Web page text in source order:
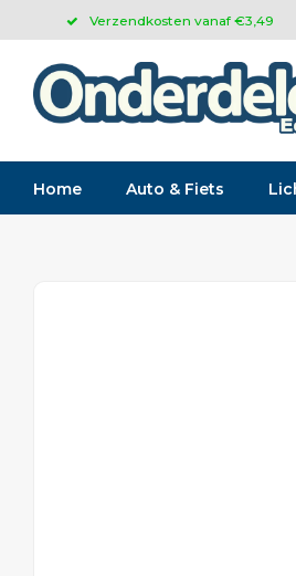
Verzendkosten vanaf €3,49
Home Auto & Fiets